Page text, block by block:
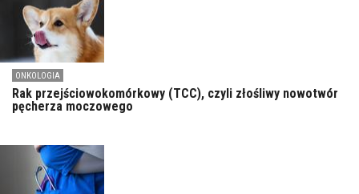
ONKOLOGIA
Rak przejściowokomórkowy (TCC), czyli złośliwy nowotwór
pęcherza moczowego